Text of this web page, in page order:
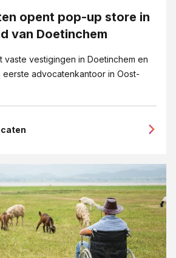
opent pop-up store in
van Doetinchem
vaste vestigingen in Doetinchem en
advocatenkantoor in Oost-